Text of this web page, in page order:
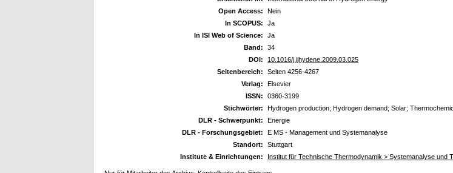
Open Access:
Nein
In SCOPUS:
Ja
In ISI Web of Science:
Ja
Band:
34
DOI:
10.1016/j.ijhydene.2009.03.025
Seitenbereich:
Seiten 4256-4267
Verlag:
Elsevier
ISSN:
0360-3199
Stichwörter:
Hydrogen production; Hydrogen demand; Solar;
DLR - Schwerpunkt:
Energie
DLR - Forschungsgebiet:
E MS - Management und Systemanalyse
Standort:
Stuttgart
Institute & Einrichtungen:
Institut für Technische Thermodynamik > Systemanalyse und